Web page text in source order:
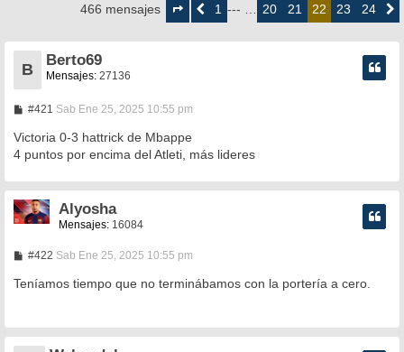
466 mensajes
deAnterior1 --- … 20 21 22 23 24
B
Berto69
Mensajes: 27136
#421 M
n
s
a
e
Sab Ene 25, 2025 10:55 pm
Victoria 0-3 hattrick de Mbappe
4 puntos por encima del Atleti, más lideres
Alyosha
Mensajes: 16084
#422M
n
s
e
Sab Ene 25, 2025 10:55 pm
Teníamos tiempo que no terminábamos con la portería a cero.